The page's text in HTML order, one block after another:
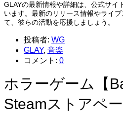
GLAYの最新情報や詳細は、公式サイ
います。最新のリリース情報やライ
て、彼らの活動を応援しましょう。
投稿者: WG
GLAY, 音楽
コメント: 0
ホラーゲーム【
Steamストアペ